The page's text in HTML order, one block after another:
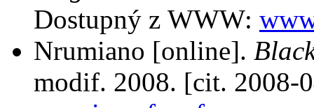
Dostupný z WWW:
Nrumiano [online].
modif. 2008. [cit. 2008-